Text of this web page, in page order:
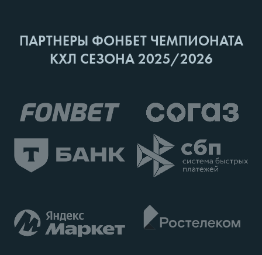
ПАРТНЕРЫ ФОНБЕТ ЧЕМПИОНАТА
КХЛ СЕЗОНА 2025/2026